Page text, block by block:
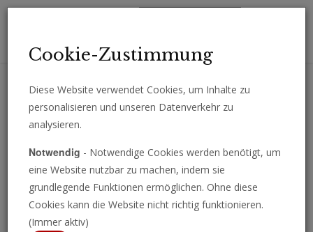
Erhalten Sie wichtige Analysen, Kommentare und Nachrichten
Cookie-Zustimmung
Diese Website verwendet Cookies, um Inhalte zu
personalisieren und unseren Datenverkehr zu
analysieren.
Notwendig - Notwendige Cookies werden benötigt, um
eine Website nutzbar zu machen, indem sie
grundlegende Funktionen ermöglichen. Ohne diese
Cookies kann die Website nicht richtig funktionieren.
(Immer aktiv)